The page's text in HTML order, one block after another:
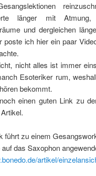
länger mit
und dergleichen
poste ich hier ein paar
nicht alles ist immer
Esoteriker rum,
bekommt.
einen guten Link zu
führt zu einem
das Saxophon
artikel/